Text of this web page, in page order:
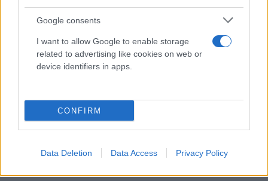
Google consents
I want to allow Google to enable storage
related to advertising like cookies on web or
device identifiers in apps.
CONFIRM
Data Deletion Data Access Privacy Policy